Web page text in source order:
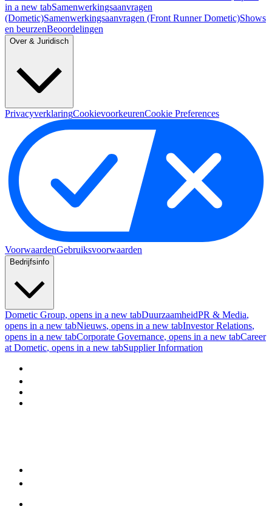
in a new tabSamenwerkingsaanvragen
(Dometic)Samenwerkingsaanvragen (Front Runner Dometic)Shows
en beurzenBeoordelingen
Over & Juridisch
PrivacyverklaringCookievoorkeurenCookie Preferences
VoorwaardenGebruiksvoorwaarden
Bedrijfsinfo
Dometic Group, opens in a new tabDuurzaamheidPR & Media,
opens in a new tabNieuws, opens in a new tabInvestor Relations,
opens in a new tabCorporate Governance, opens in a new tabCareer
at Dometic, opens in a new tabSupplier Information